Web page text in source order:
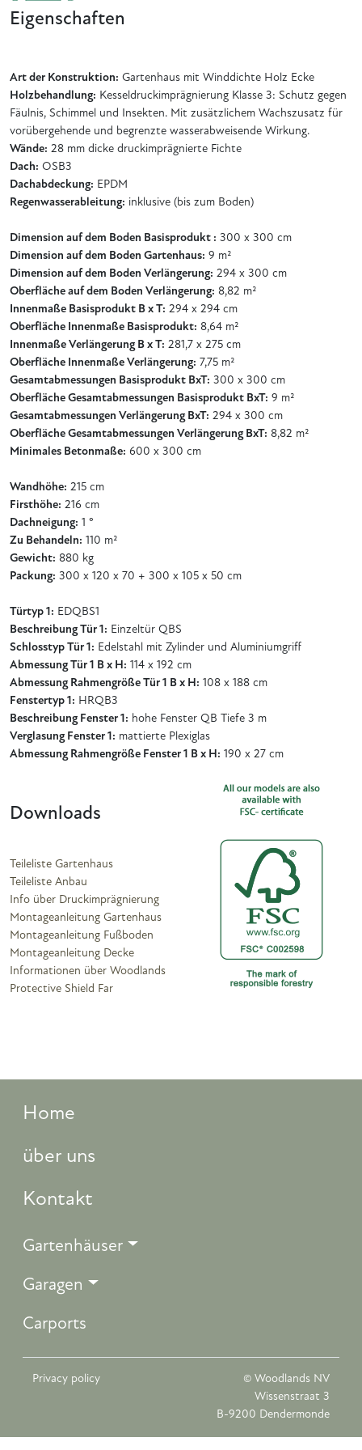
Eigenschaften
Art der Konstruktion: Gartenhaus mit Winddichte Holz Ecke
Holzbehandlung: Kesseldruckimprägnierung Klasse 3: Schutz gegen
Fäulnis, Schimmel und Insekten. Mit zusätzlichem Wachszusatz für
vorübergehende und begrenzte wasserabweisende Wirkung.
Wände: 28 mm dicke druckimprägnierte Fichte
Dach: OSB3
Dachabdeckung: EPDM
Regenwasserableitung: inklusive (bis zum Boden)
Dimension auf dem Boden Basisprodukt : 300 x 300 cm
Dimension auf dem Boden Gartenhaus: 9 m²
Dimension auf dem Boden Verlängerung: 294 x 300 cm
Oberfläche auf dem Boden Verlängerung: 8,82 m²
Innenmaße Basisprodukt B x T: 294 x 294 cm
Oberfläche Innenmaße Basisprodukt: 8,64 m²
Innenmaße Verlängerung B x T: 281,7 x 275 cm
Oberfläche Innenmaße Verlängerung: 7,75 m²
Gesamtabmessungen Basisprodukt BxT: 300 x 300 cm
Oberfläche Gesamtabmessungen Basisprodukt BxT: 9 m²
Gesamtabmessungen Verlängerung BxT: 294 x 300 cm
Oberfläche Gesamtabmessungen Verlängerung BxT: 8,82 m²
Minimales Betonmaße: 600 x 300 cm
Wandhöhe: 215 cm
Firsthöhe: 216 cm
Dachneigung: 1 °
Zu Behandeln: 110 m²
Gewicht: 880 kg
Packung: 300 x 120 x 70 + 300 x 105 x 50 cm
Türtyp 1: EDQBS1
Beschreibung Tür 1: Einzeltür QBS
Schlosstyp Tür 1: Edelstahl mit Zylinder und Aluminiumgriff
Abmessung Tür 1 B x H: 114 x 192 cm
Abmessung Rahmengröße Tür 1 B x H: 108 x 188 cm
Fenstertyp 1: HRQB3
Beschreibung Fenster 1: hohe Fenster QB Tiefe 3 m
Verglasung Fenster 1: mattierte Plexiglas
Abmessung Rahmengröße Fenster 1 B x H: 190 x 27 cm
Downloads
Teileliste Gartenhaus
Teileliste Anbau
Info über Druckimprägnierung
Montageanleitung Gartenhaus
Montageanleitung Fußboden
Montageanleitung Decke
Informationen über Woodlands
Protective Shield Far
Home
über uns
Kontakt
Gartenhäuser
Garagen
Carports
Privacy policy
© Woodlands NV
Wissenstraat 3
B-9200 Dendermonde